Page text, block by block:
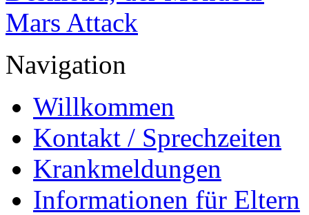
Mars Attack
Navigation
Willkommen
Kontakt / Sprechzeiten
Krankmeldungen
Informationen für Eltern